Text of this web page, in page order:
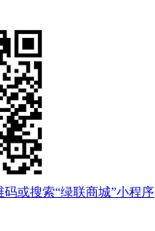
或搜索“绿联商城”小程序